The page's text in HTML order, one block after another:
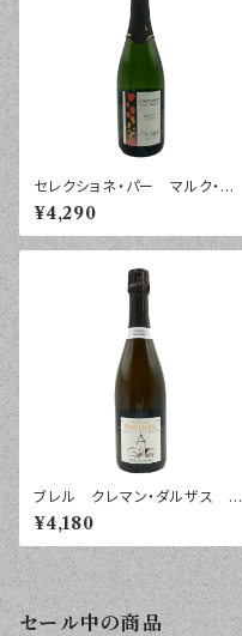
セレクショネ・パー マルク・テ
ンペ クレマン・ダルザス ブリ
ュット・ナチュール ７５０ｍｌ
¥4,290
ブレル クレマン・ダルザス ブ
ラン ブリュット・ナチュール ２
０２３年 ７５０ｍｌ
¥4,180
セール中の商品